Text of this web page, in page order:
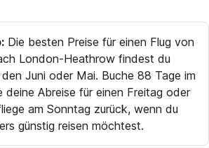
Die besten Preise für einen Flug von
London-Heathrow findest du
Juni oder Mai. Buche 88 Tage im
deine Abreise für einen Freitag oder
am Sonntag zurück, wenn du
günstig reisen möchtest.